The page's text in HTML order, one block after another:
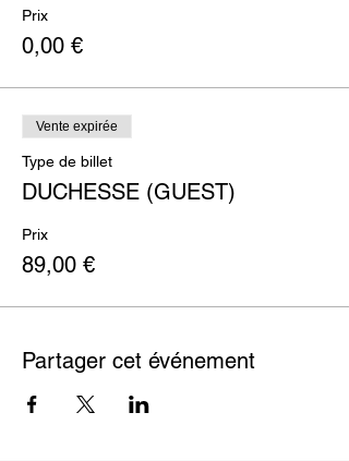
Prix
0,00 €
Vente expirée
Type de billet
DUCHESSE (GUEST)
Prix
89,00 €
Partager cet événement